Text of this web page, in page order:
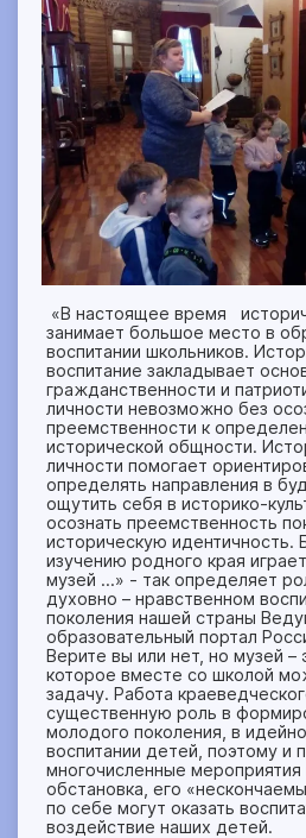
«В настоящее время
занимает большое место в
воспитании школьников.
воспитание закладывает
гражданственности и
личности невозможно без
преемственности к
исторической общности.
личности помогает
определять направления в
ощутить себя в историко-
осознать преемственность
историческую
изучению родного края
музей …» - так определяет
духовно – нравственном
поколения нашей страны
образовательный портал
Верите вы или нет, но музей –
которое вместе со школой
задачу. Работа
существенную роль в
молодого поколения, в
воспитании детей, поэтому и
многочисленные
обстановка, его
по себе могут оказать
воздействие наших детей.